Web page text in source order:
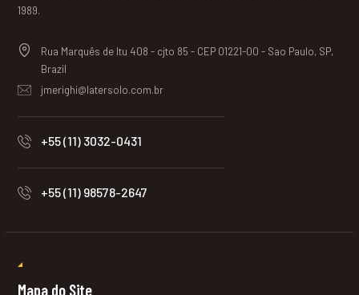
1989.
Rua Marquês de Itu 408 - cjto 85 - CEP 01221-00 - Sao Paulo, SP,
Brazil
jmerighi@latersolo.com.br
+55 (11) 3032-0431
+55 (11) 98578-2647
Mapa do Site